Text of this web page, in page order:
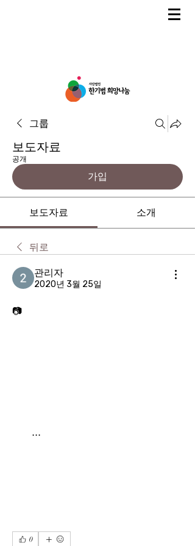
그룹
보도자료
공개
가입
보도자료 소개
뒤로
관리자
2020년 3월 25일
📷
특히 이번 자선경기에는 서울시교육청⋅경기도교육청 학생 및 가족 2000여 명, 다문화가정⋅저소득층⋅장애인 1000여 명, 강원도 인제군의 문화소외계층 100여 명을 초청해 함께 관람할 예정이라 더욱 의미가 있다.
0